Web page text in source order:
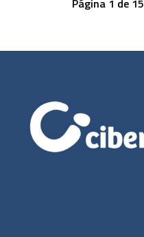
Página 1 de 15